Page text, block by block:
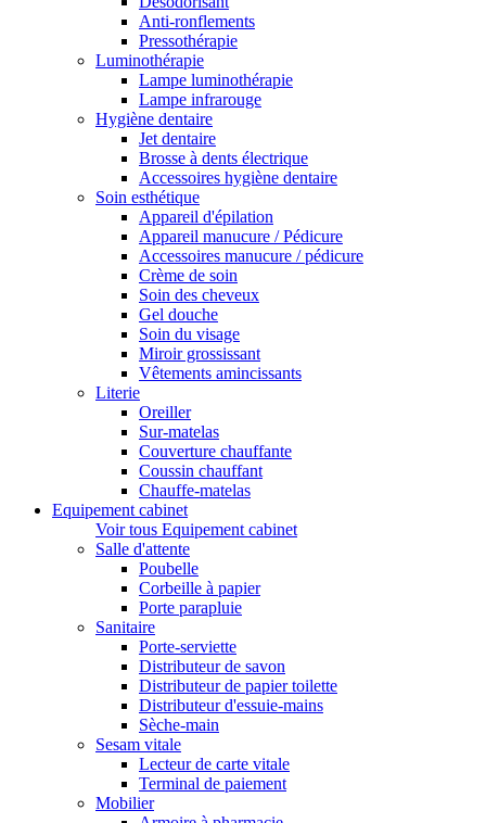
Anti-ronflements
Pressothérapie
Luminothérapie
Lampe luminothérapie
Lampe infrarouge
Hygiène dentaire
Jet dentaire
Brosse à dents électrique
Accessoires hygiène dentaire
Soin esthétique
Appareil d'épilation
Appareil manucure / Pédicure
Accessoires manucure / pédicure
Crème de soin
Soin des cheveux
Gel douche
Soin du visage
Miroir grossissant
Vêtements amincissants
Literie
Oreiller
Sur-matelas
Couverture chauffante
Coussin chauffant
Chauffe-matelas
Equipement cabinet
Voir tous Equipement cabinet
Salle d'attente
Poubelle
Corbeille à papier
Porte parapluie
Sanitaire
Porte-serviette
Distributeur de savon
Distributeur de papier toilette
Distributeur d'essuie-mains
Sèche-main
Sesam vitale
Lecteur de carte vitale
Terminal de paiement
Mobilier